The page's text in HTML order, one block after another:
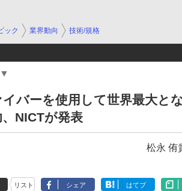
ック 業界動向 技術/規格
▼
イバーを使用して世界最大と
NICTが発表
松永 侑
リスト シェア はてブ